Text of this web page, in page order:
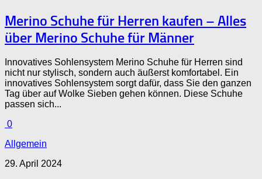
Merino Schuhe für Herren kaufen – Alles
über Merino Schuhe für Männer
Innovatives Sohlensystem Merino Schuhe für Herren sind
nicht nur stylisch, sondern auch äußerst komfortabel. Ein
innovatives Sohlensystem sorgt dafür, dass Sie den ganzen
Tag über auf Wolke Sieben gehen können. Diese Schuhe
passen sich...
0
Allgemein
29. April 2024